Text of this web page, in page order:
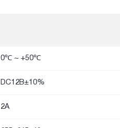
0℃ ~ +50℃
DC12В±10%
2A